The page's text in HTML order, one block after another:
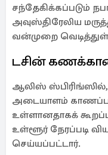
சந்தேகிக்கப்படும்
அவுஸ்திரேலிய
வன்முறை
டசின்
ஆலிஸ்
அடையாளம்
உள்ளானதாகக்
உள்ளூர் நேரப்படி
செய்யப்பட்டார்.